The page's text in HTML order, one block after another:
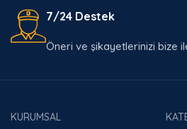
7/24 Destek
Öneri ve şikayetlerinizi bize
KURUMSAL